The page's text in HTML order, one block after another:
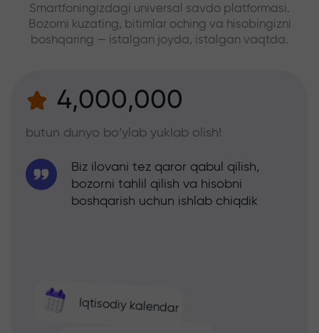
Smartfoningizdagi universal savdo platformasi.
Bozorni kuzating, bitimlar oching va hisobingizni
boshqaring — istalgan joyda, istalgan vaqtda.
4,000,000
butun dunyo bo‘ylab yuklab olish!
Iqtisodiy kalendar
Biz ilovani tez qaror qabul qilish,
bozorni tahlil qilish va hisobni
boshqarish uchun ishlab chiqdik